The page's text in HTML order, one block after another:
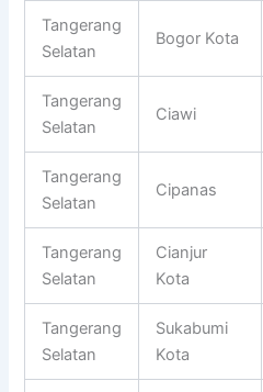
Tangerang
Selatan
Bogor Kota
Tangerang
Selatan
Ciawi
Tangerang
Selatan
Cipanas
Tangerang
Selatan
Cianjur
Kota
Tangerang
Selatan
Sukabumi
Kota